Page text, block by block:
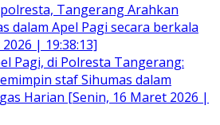
Tangerang Arahkan
dalam Apel Pagi secara berkala
| 19:38:13]
Pagi, di Polresta Tangerang:
staf Sihumas dalam
Harian [Senin, 16 Maret 2026 |